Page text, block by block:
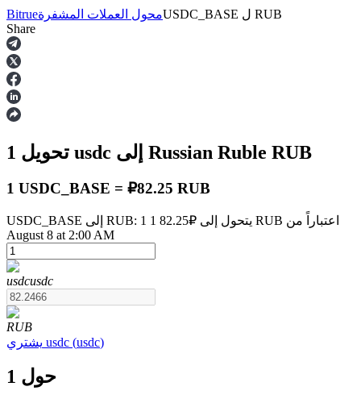
العقود الآجلة
Bitrueمحول العملات المشفرةUSDC_BASE ل RUB
Share
usdc إلى Russian Ruble RUB
1 USDC_BASE = ₽82.25 RUB
USDC_BASE إلى RUB: 1 1 يتحول إلى ₽82.25 RUB اعتباراً من
August 8 at 2:00 AM
usdcusdc
RUB
يشتري usdc (usdc)
حول 1